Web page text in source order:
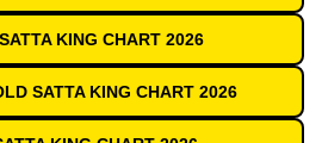
KING CHART 2026
SATTA KING CHART 2026